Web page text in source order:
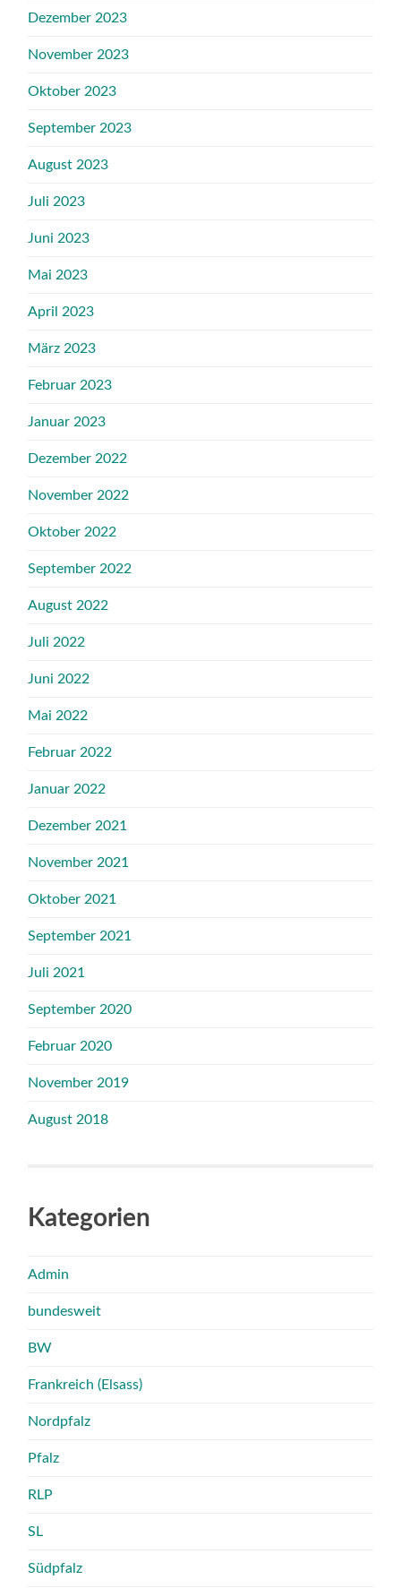
Dezember 2023
November 2023
Oktober 2023
September 2023
August 2023
Juli 2023
Juni 2023
Mai 2023
April 2023
März 2023
Februar 2023
Januar 2023
Dezember 2022
November 2022
Oktober 2022
September 2022
August 2022
Juli 2022
Juni 2022
Mai 2022
Februar 2022
Januar 2022
Dezember 2021
November 2021
Oktober 2021
September 2021
Juli 2021
September 2020
Februar 2020
November 2019
August 2018
Kategorien
Admin
bundesweit
BW
Frankreich (Elsass)
Nordpfalz
Pfalz
RLP
SL
Südpfalz